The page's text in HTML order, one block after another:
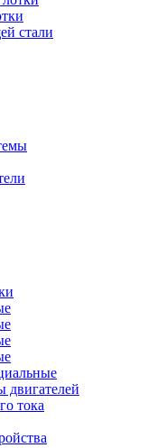
стали
двигателей
тока